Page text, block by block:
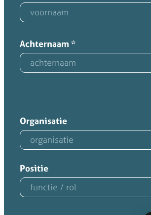
Achternaam *
Organisatie
Positie